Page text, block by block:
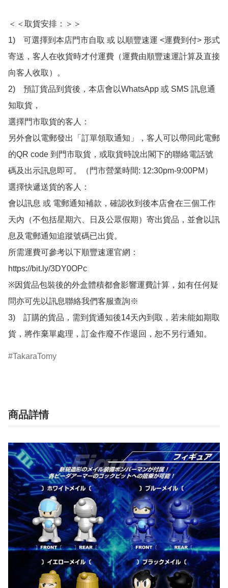
＜＜取貨安排：＞＞
1)　可選擇到本店門市自取 或 以順豐速運 <運費到付> 形式
寄送，客人在收貨時才付運費（運費由順豐速運計算及直接
向客人收取）。
2)　預訂貨品到貨後，本店會以WhatsApp 或 SMS 訊息通
知取貨，
選擇門市取貨的客人：
另外會以電郵發出「訂單領取通知」，客人可以帶同此電郵
的QR code 到門市取貨，或取貨時說出閣下的聯絡電話號
碼及出示訊息即可。（門市營業時間: 12:30pm-9:00PM）
選擇快遞送貨的客人：
會以訊息 或 電郵通知補款，確認收到後本店會在三個工作
天內（不包括星期六、日及公眾假期）寄出貨品，並會以訊
息及電郵通知追蹤號碼已出貨。
所需運費可參考以下順豐速運官網：
https://bit.ly/3DY0OPc
※因貨品包裝後的外盒體積都會影響運費計算，如有任何疑
問亦可先以訊息聯絡我們客服查詢※
3)　訂購的貨品，需到貨通知後14天內到取，若未能如期取
貨，將作棄單處理，訂金作廢不作退回，恕不另行通知。
TakaraTomy
商品詳情